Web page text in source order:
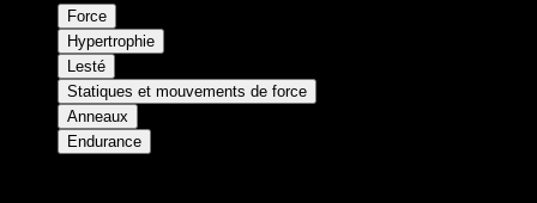
Force
Hypertrophie
Lesté
Statiques et mouvements de force
Anneaux
Endurance